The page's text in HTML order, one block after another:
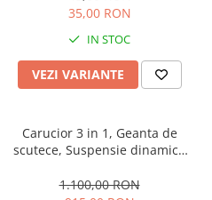
35,00 RON
IN STOC
VEZI VARIANTE
Carucior 3 in 1, Geanta de
scutece, Suspensie dinamica
aluminiu
1.100,00 RON